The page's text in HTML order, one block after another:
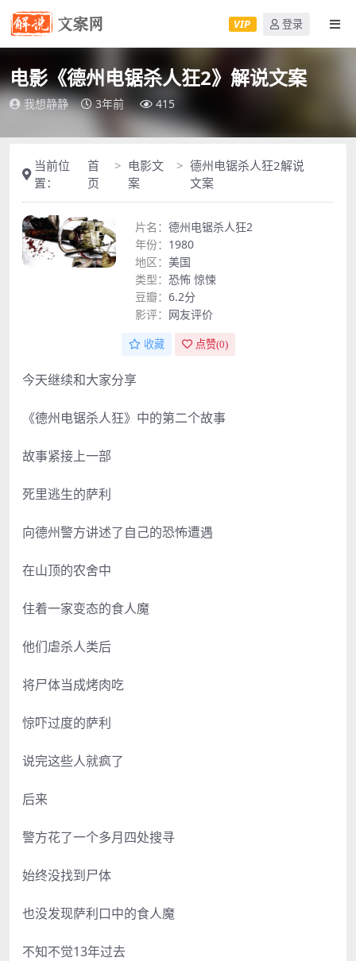
VIP 登录
电影《德州电锯杀人狂2》解说文案
我想静静 3年前 415
当前位
置：
首
页
电影文
案
德州电锯杀人狂2解说
文案
片名： 德州电锯杀人狂2
年份： 1980
地区： 美国
类型： 恐怖 惊悚
豆瓣： 6.2分
影评： 网友评价
收藏 点赞(0)
今天继续和大家分享
《德州电锯杀人狂》中的第二个故事
故事紧接上一部
死里逃生的萨利
向德州警方讲述了自己的恐怖遭遇
在山顶的农舍中
住着一家变态的食人魔
他们虐杀人类后
将尸体当成烤肉吃
惊吓过度的萨利
说完这些人就疯了
后来
警方花了一个多月四处搜寻
始终没找到尸体
也没发现萨利口中的食人魔
不知不觉13年过去